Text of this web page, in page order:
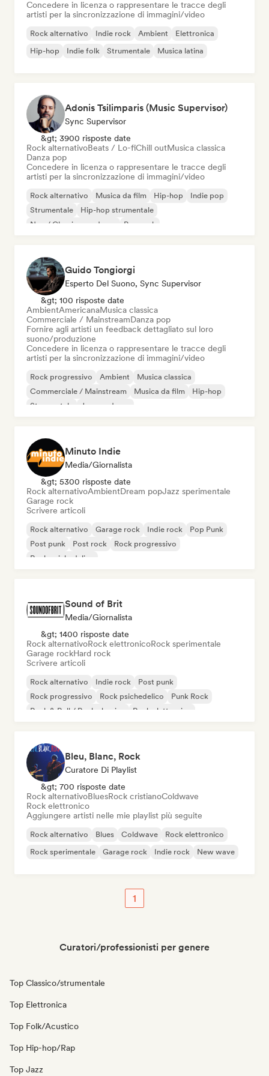
Concedere in licenza o rappresentare le tracce degli
artisti per la sincronizzazione di immagini/video
Rock alternativo Indie rock Ambient
Elettronica
Hip-hop
Indie folk Strumentale Musica latina
Adonis Tsilimparis (Music Supervisor)
Sync Supervisor
&gt; 3900 risposte date
Rock alternativoBeats / Lo-fiChill outMusica classica
Danza pop
Concedere in licenza o rappresentare le tracce degli
artisti per la sincronizzazione di immagini/video
Rock alternativo Musica da film Hip-hop
Indie pop
Strumentale
Hip-hop strumentale
Neo / Classico moderno
Pop rock
Guido Tongiorgi
Esperto Del Suono, Sync Supervisor
&gt; 100 risposte date
AmbientAmericanaMusica classica
Commerciale / MainstreamDanza pop
Fornire agli artisti un feedback dettagliato sul loro
suono/produzione
Concedere in licenza o rappresentare le tracce degli
artisti per la sincronizzazione di immagini/video
Rock progressivo Ambient
Musica classica
Commerciale / Mainstream
Musica da film
Hip-hop
Strumentale
Jazz moderno
Minuto Indie
Media/Giornalista
&gt; 5300 risposte date
Rock alternativoAmbientDream popJazz sperimentale
Garage rock
Scrivere articoli
Rock alternativo Garage rock Indie rock
Pop Punk
Post punk
Post rock
Rock progressivo
Rock psichedelico
Sound of Brit
Media/Giornalista
&gt; 1400 risposte date
Rock alternativoRock elettronicoRock sperimentale
Garage rockHard rock
Scrivere articoli
Rock alternativo Indie rock
Post punk
Rock progressivo
Rock psichedelico
Punk Rock
Rock & Roll / Rock classico
Rock elettronico
Bleu, Blanc, Rock
Curatore Di Playlist
&gt; 700 risposte date
Rock alternativoBluesRock cristianoColdwave
Rock elettronico
Aggiungere artisti nelle mie playlist più seguite
Rock alternativo Blues Coldwave
Rock elettronico
Rock sperimentale
Garage rock Indie rock New wave
1
Curatori/professionisti per genere
Top Classico/strumentale
Top Elettronica
Top Folk/Acustico
Top Hip-hop/Rap
Top Jazz